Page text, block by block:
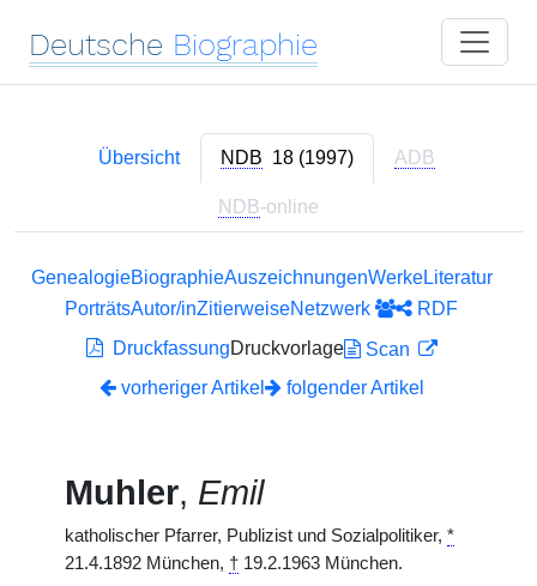
Deutsche Biographie
Übersicht NDB 18 (1997) ADB
NDB-online
GenealogieBiographieAuszeichnungenWerkeLiteratur
PorträtsAutor/inZitierweiseNetzwerk
RDF
DruckfassungDruckvorlage
Scan
vorheriger Artikel
folgender Artikel
Muhler, Emil
katholischer Pfarrer, Publizist und Sozialpolitiker, *
21.4.1892 München, † 19.2.1963 München.